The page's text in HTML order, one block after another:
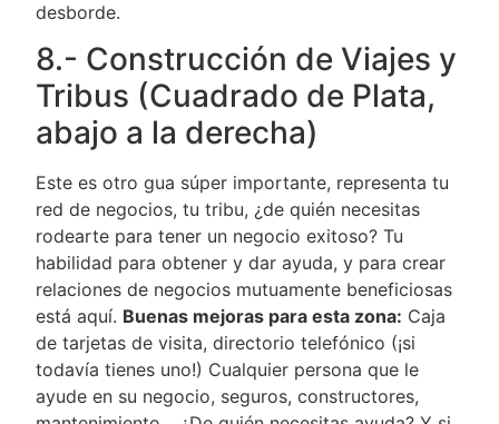
desborde.
8.- Construcción de Viajes y
Tribus (Cuadrado de Plata,
abajo a la derecha)
Este es otro gua súper importante, representa tu
red de negocios, tu tribu, ¿de quién necesitas
rodearte para tener un negocio exitoso? Tu
habilidad para obtener y dar ayuda, y para crear
relaciones de negocios mutuamente beneficiosas
está aquí. Buenas mejoras para esta zona: Caja
de tarjetas de visita, directorio telefónico (¡si
todavía tienes uno!) Cualquier persona que le
ayude en su negocio, seguros, constructores,